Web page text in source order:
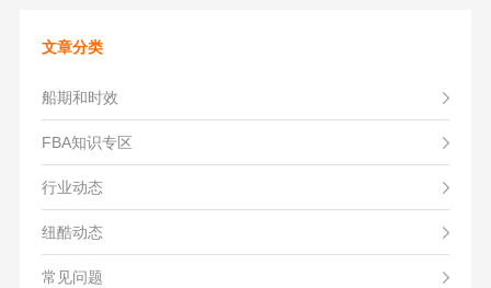
文章分类
船期和时效
FBA知识专区
行业动态
纽酷动态
常见问题